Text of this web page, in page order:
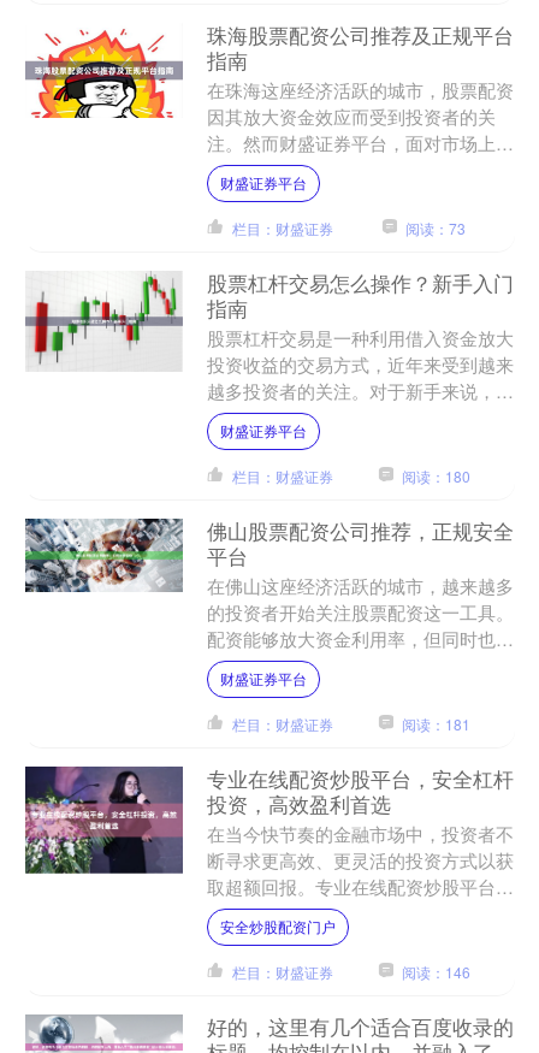
珠海股票配资公司推荐及正规平台
指南
在珠海这座经济活跃的城市，股票配资
因其放大资金效应而受到投资者的关
注。然而财盛证券平台，面对市场上众
多配资公司，如何辨别正规平台、规避
风险，成为投资者最关心的问....
财盛证券平台
栏目：财盛证券 阅读：73
股票杠杆交易怎么操作？新手入门
指南
股票杠杆交易是一种利用借入资金放大
投资收益的交易方式，近年来受到越来
越多投资者的关注。对于新手来说，了
解杠杆交易的操作方法和风险控制至关
重要。本文将为您详细解析....
财盛证券平台
栏目：财盛证券 阅读：180
佛山股票配资公司推荐，正规安全
平台
在佛山这座经济活跃的城市，越来越多
的投资者开始关注股票配资这一工具。
配资能够放大资金利用率，但同时也伴
随着风险。因此，选择一家正规、安全
的配资平台，是每一位投资....
财盛证券平台
栏目：财盛证券 阅读：181
专业在线配资炒股平台，安全杠杆
投资，高效盈利首选
在当今快节奏的金融市场中，投资者不
断寻求更高效、更灵活的投资方式以获
取超额回报。专业在线配资炒股平台应
运而生，成为越来越多投资者的选择。
本文将深入探讨为何这类平....
安全炒股配资门户
栏目：财盛证券 阅读：146
好的，这里有几个适合百度收录的